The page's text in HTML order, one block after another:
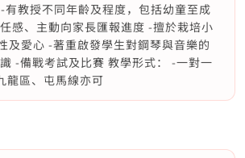
教授不同年齡及程度，包括幼童至成
感、主動向家長匯報進度 -擅於栽培小
及愛心 -著重啟發學生對鋼琴與音樂的
-備戰考試及比賽 教學形式： -一對一
龍區、屯馬線亦可